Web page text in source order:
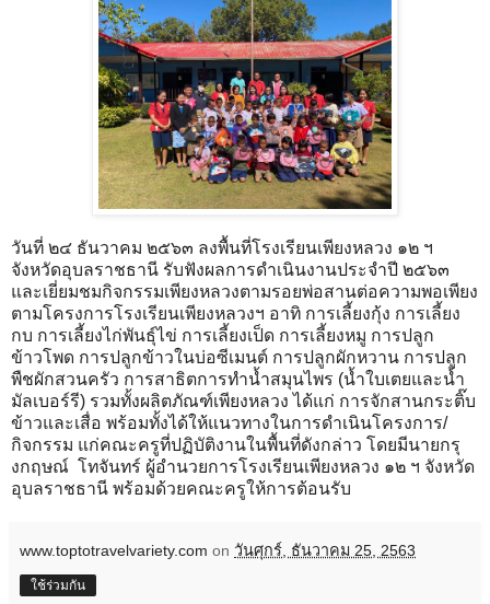
วันที่ ๒๔ ธันวาคม ๒๕๖๓ ลงพื้นที่โรงเรียนเพียงหลวง ๑๒ ฯ
จังหวัดอุบลราชธานี รับฟังผลการดำเนินงานประจำปี ๒๕๖๓
และเยี่ยมชมกิจกรรมเพียงหลวงตามรอยพ่อสานต่อความพอเพียง
ตามโครงการโรงเรียนเพียงหลวงฯ อาทิ การเลี้ยงกุ้ง การเลี้ยง
กบ การเลี้ยงไก่พันธุ์ไข่ การเลี้ยงเป็ด การเลี้ยงหมู การปลูก
ข้าวโพด การปลูกข้าวในบ่อซีเมนต์ การปลูกผักหวาน การปลูก
พืชผักสวนครัว การสาธิตการทำน้ำสมุนไพร (น้ำใบเตยและน้ำ
มัลเบอร์รี) รวมทั้งผลิตภัณฑ์เพียงหลวง ได้แก่ การจักสานกระติ๊บ
ข้าวและเสื่อ พร้อมทั้งได้ให้แนวทางในการดำเนินโครงการ/
กิจกรรม แก่คณะครูที่ปฏิบัติงานในพื้นที่ดังกล่าว โดยมีนายกรุ
งกฤษณ์ โทจันทร์ ผู้อำนวยการโรงเรียนเพียงหลวง ๑๒ ฯ จังหวัด
อุบลราชธานี พร้อมด้วยคณะครูให้การต้อนรับ
www.toptotravelvariety.com on วันศุกร์, ธันวาคม 25, 2563
ใช้ร่วมกัน